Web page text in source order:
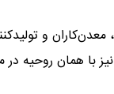
و
نیز با همان روحیه